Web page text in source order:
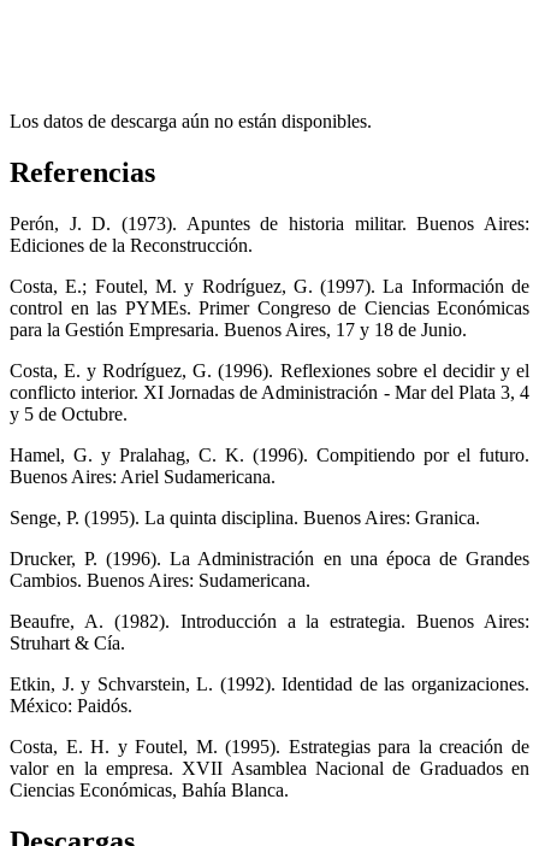
Los datos de descarga aún no están disponibles.
Referencias
Perón, J. D. (1973). Apuntes de historia militar. Buenos Aires:
Ediciones de la Reconstrucción.
Costa, E.; Foutel, M. y Rodríguez, G. (1997). La Información de
control en las PYMEs. Primer Congreso de Ciencias Económicas
para la Gestión Empresaria. Buenos Aires, 17 y 18 de Junio.
Costa, E. y Rodríguez, G. (1996). Reflexiones sobre el decidir y el
conflicto interior. XI Jornadas de Administración - Mar del Plata 3, 4
y 5 de Octubre.
Hamel, G. y Pralahag, C. K. (1996). Compitiendo por el futuro.
Buenos Aires: Ariel Sudamericana.
Senge, P. (1995). La quinta disciplina. Buenos Aires: Granica.
Drucker, P. (1996). La Administración en una época de Grandes
Cambios. Buenos Aires: Sudamericana.
Beaufre, A. (1982). Introducción a la estrategia. Buenos Aires:
Struhart & Cía.
Etkin, J. y Schvarstein, L. (1992). Identidad de las organizaciones.
México: Paidós.
Costa, E. H. y Foutel, M. (1995). Estrategias para la creación de
valor en la empresa. XVII Asamblea Nacional de Graduados en
Ciencias Económicas, Bahía Blanca.